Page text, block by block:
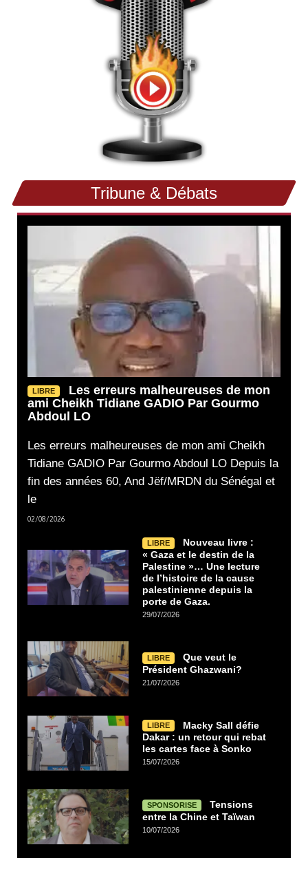
Tribune & Débats
LIBRE
Les erreurs malheureuses de mon
ami Cheikh Tidiane GADIO Par Gourmo
Abdoul LO
Les erreurs malheureuses de mon ami Cheikh
Tidiane GADIO Par Gourmo Abdoul LO Depuis la
fin des années 60, And Jëf/MRDN du Sénégal et
le
02/08/2026
LIBRE
Nouveau livre :
« Gaza et le destin de la
Palestine »… Une lecture
de l’histoire de la cause
palestinienne depuis la
porte de Gaza.
29/07/2026
LIBRE
Que veut le
Président Ghazwani?
21/07/2026
LIBRE
Macky Sall défie
Dakar : un retour qui rebat
les cartes face à Sonko
15/07/2026
SPONSORISE
Tensions
entre la Chine et Taïwan
10/07/2026